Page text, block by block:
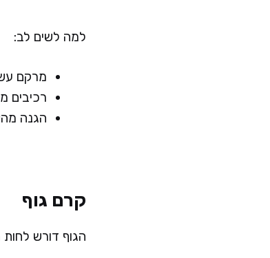
למה לשים לב:
מרקם
רכיבים
הגנה
קרם גוף
הגוף דורש לחות